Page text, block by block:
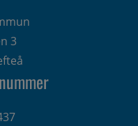
3